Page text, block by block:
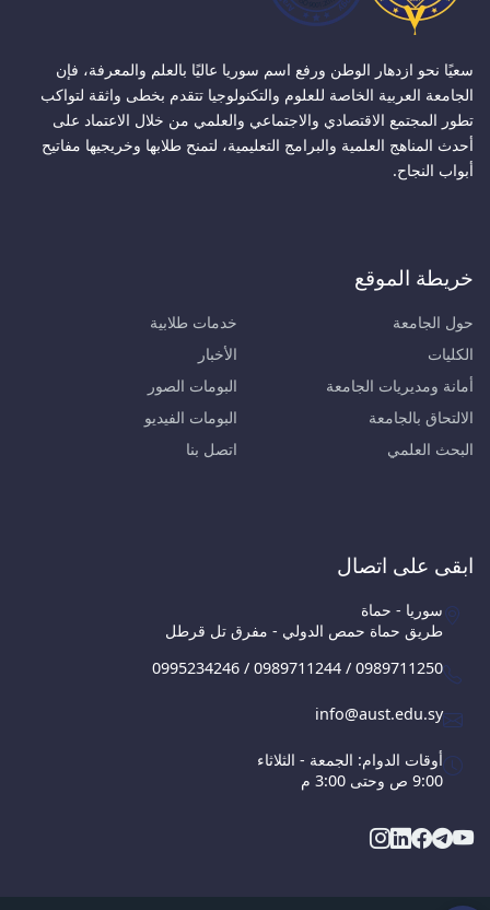
سعيًا نحو ازدهار الوطن ورفع اسم سوريا عاليًا بالعلم والمعرفة، فإن
الجامعة العربية الخاصة للعلوم والتكنولوجيا تتقدم بخطى واثقة لتواكب
تطور المجتمع الاقتصادي والاجتماعي والعلمي من خلال الاعتماد على
أحدث المناهج العلمية والبرامج التعليمية، لتمنح طلابها وخريجيها مفاتيح
أبواب النجاح.
خريطة الموقع
حول الجامعة
الكليات
أمانة ومديريات الجامعة
الالتحاق بالجامعة
البحث العلمي
خدمات طلابية
الأخبار
البومات الصور
البومات الفيديو
اتصل بنا
ابقى على اتصال
سوريا - حماة
طريق حماة حمص الدولي - مفرق تل قرطل
0995234246 / 0989711244 / 0989711250
info@aust.edu.sy
أوقات الدوام: الجمعة - الثلاثاء
9:00 ص وحتى 3:00 م